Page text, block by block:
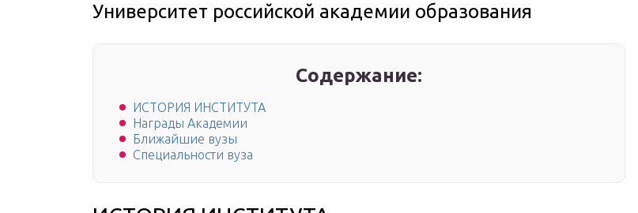
Университет российской академии образования
Содержание:
ИСТОРИЯ ИНСТИТУТА
Награды Академии
Ближайшие вузы
Специальности вуза